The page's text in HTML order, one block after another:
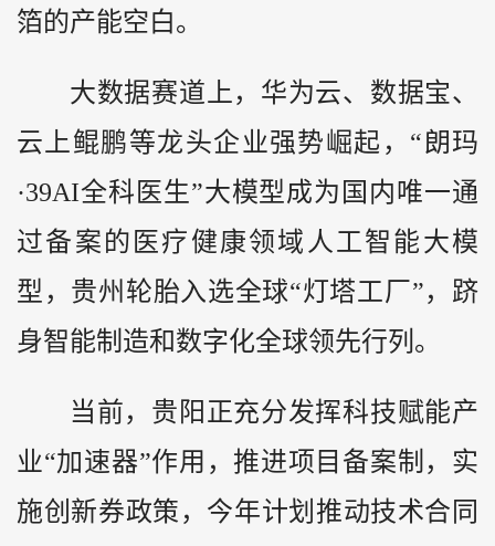
箔的产能空白。
大数据赛道上，华为云、数据宝、
云上鲲鹏等龙头企业强势崛起，“朗玛
·39AI全科医生”大模型成为国内唯一通
过备案的医疗健康领域人工智能大模
型，贵州轮胎入选全球“灯塔工厂”，跻
身智能制造和数字化全球领先行列。
当前，贵阳正充分发挥科技赋能产
业“加速器”作用，推进项目备案制，实
施创新券政策，今年计划推动技术合同